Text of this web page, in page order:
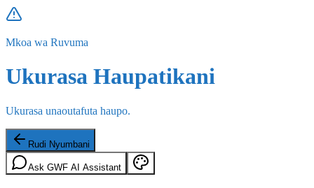
Mkoa wa Ruvuma
Ukurasa Haupatikani
Ukurasa unaoutafuta haupo.
Rudi Nyumbani
Ask GWF AI Assistant